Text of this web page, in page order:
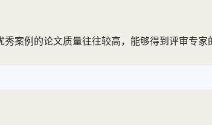
案例的论文质量往往较高，能够得到评审专